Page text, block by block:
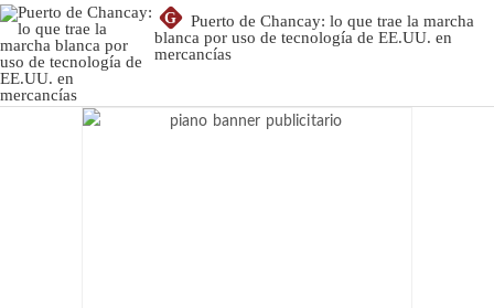
G
Puerto de Chancay: lo que trae la marcha
blanca por uso de tecnología de EE.UU. en
mercancías